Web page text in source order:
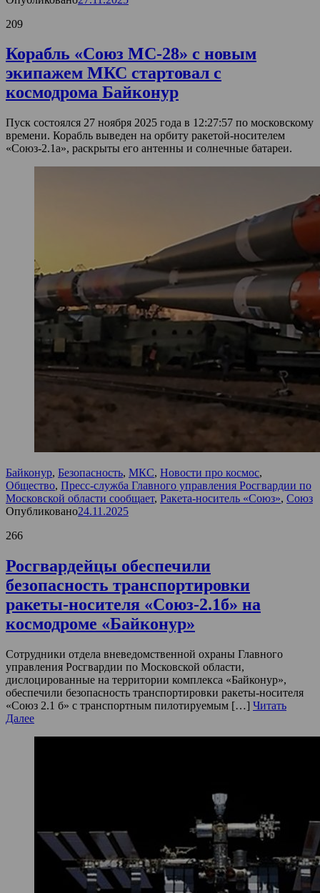
209
Корабль «Союз МС-28» с новым
экипажем МКС стартовал с
космодрома Байконур
Пуск состоялся 27 ноября 2025 года в 12:27:57 по московскому
времени. Корабль выведен на орбиту ракетой-носителем
«Союз-2.1а», раскрыты его антенны и солнечные батареи.
Байконур, Безопасность, МКС, Новости про космос,
Общество, Пресс-служба Главного управления Росгвардии по
Московской области сообщает, Ракета-носитель «Союз», Союз
Опубликовано24.11.2025
266
Росгвардейцы обеспечили
безопасность транспортировки
ракеты-носителя «Союз-2.1б» на
космодроме «Байконур»
Сотрудники отдела вневедомственной охраны Главного
управления Росгвардии по Московской области,
дислоцированные на территории комплекса «Байконур»,
обеспечили безопасность транспортировки ракеты-носителя
«Союз 2.1 б» с транспортным пилотируемым […] Читать
Далее